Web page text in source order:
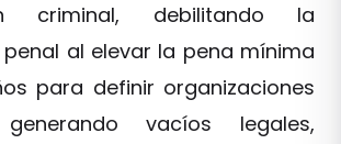
criminal, debilitando la
al elevar la pena mínima
para definir organizaciones
generando vacíos legales,